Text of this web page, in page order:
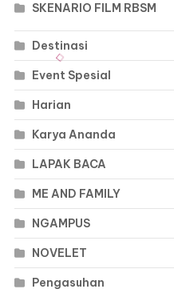
SKENARIO FILM RBSM
Destinasi
Event Spesial
Harian
Karya Ananda
LAPAK BACA
ME AND FAMILY
NGAMPUS
NOVELET
Pengasuhan